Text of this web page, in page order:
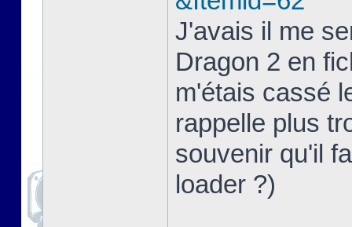
J'avais il me
Dragon 2 en
m'étais cassé
rappelle plus
souvenir qu'il
loader ?)